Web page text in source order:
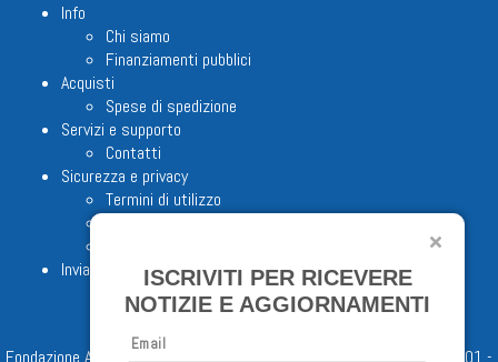
Info
Chi siamo
Finanziamenti pubblici
Acquisti
Spese di spedizione
Servizi e supporto
Contatti
Sicurezza e privacy
Termini di utilizzo
Invia proposta editoriale
Fondazione Apostolicam Actuositatem ETS © 2023 - P.I. 05398481001 -
ISCRIVITI PER RICEVERE
NOTIZIE E AGGIORNAMENTI
Email